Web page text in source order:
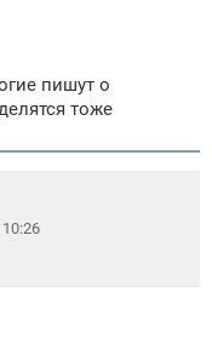
пишут о
тоже
10:26